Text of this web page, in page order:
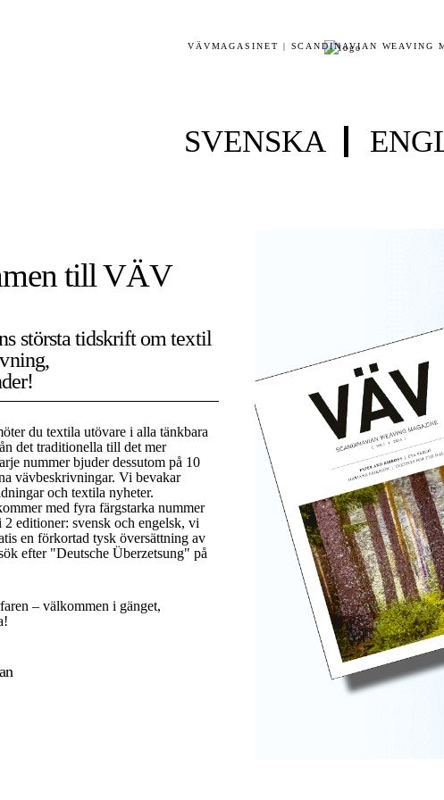
VÄVMAGASINET | SCANDINAVIAN WEAVING
SVENSKA
till VÄV
största tidskrift om textil
du textila utövare i alla tänkbara
det traditionella till det mer
nummer bjuder dessutom på 10
vävbeskrivningar. Vi bevakar
och textila nyheter.
med fyra färgstarka nummer
editioner: svensk och engelsk, vi
en förkortad tysk översättning av
efter "Deutsche Überzetsung" på
– välkommen i gänget,